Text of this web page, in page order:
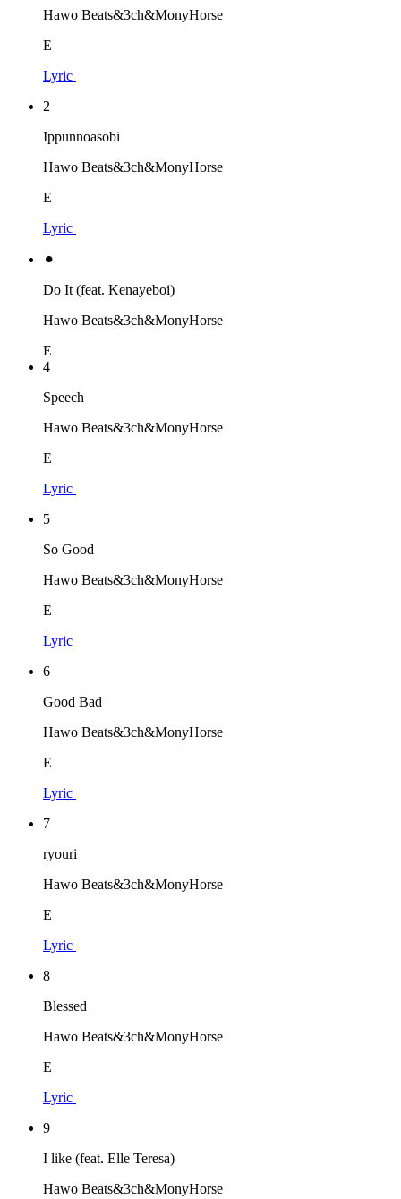
Hawo Beats&3ch&MonyHorse
E
Lyric
2
Ippunnoasobi
Hawo Beats&3ch&MonyHorse
E
Lyric
⚫︎
Do It (feat. Kenayeboi)
Hawo Beats&3ch&MonyHorse
E
4
Speech
Hawo Beats&3ch&MonyHorse
E
Lyric
5
So Good
Hawo Beats&3ch&MonyHorse
E
Lyric
6
Good Bad
Hawo Beats&3ch&MonyHorse
E
Lyric
7
ryouri
Hawo Beats&3ch&MonyHorse
E
Lyric
8
Blessed
Hawo Beats&3ch&MonyHorse
E
Lyric
9
I like (feat. Elle Teresa)
Hawo Beats&3ch&MonyHorse